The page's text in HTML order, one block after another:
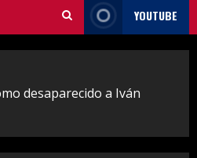
YOUTUBE
desaparecido a Iván